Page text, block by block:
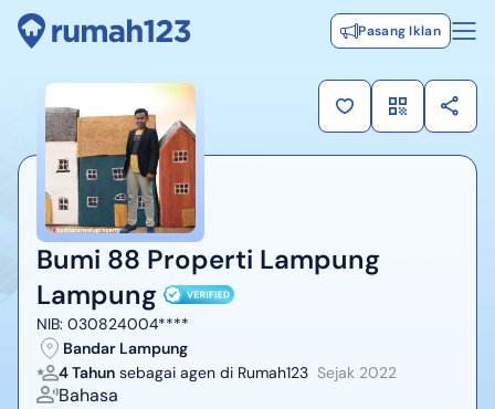
Pasang Iklan
Bumi 88 Properti Lampung
Lampung
NIB: 030824004****
Bandar Lampung
4 Tahun sebagai agen di Rumah123 Sejak 2022
Bahasa